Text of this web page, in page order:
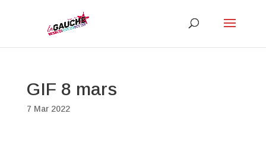
GIF 8 mars
7 Mar 2022